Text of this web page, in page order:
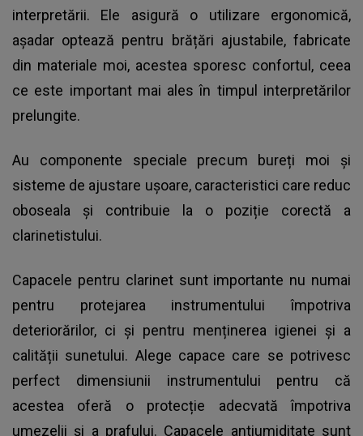
interpretării. Ele asigură o utilizare ergonomică,
așadar optează pentru brățări ajustabile, fabricate
din materiale moi, acestea sporesc confortul, ceea
ce este important mai ales în timpul interpretărilor
prelungite.
Au componente speciale precum bureți moi și
sisteme de ajustare ușoare, caracteristici care reduc
oboseala și contribuie la o poziție corectă a
clarinetistului.
Capacele pentru clarinet sunt importante nu numai
pentru protejarea instrumentului împotriva
deteriorărilor, ci și pentru menținerea igienei și a
calității sunetului. Alege capace care se potrivesc
perfect dimensiunii instrumentului pentru că
acestea oferă o protecție adecvată împotriva
umezelii și a prafului. Capacele antiumiditate sunt